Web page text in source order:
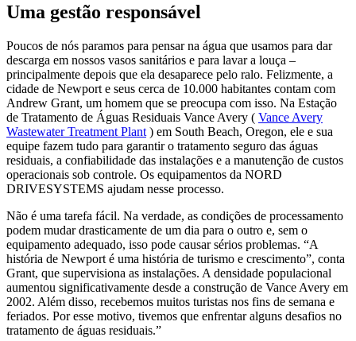
Uma gestão responsável
Poucos de nós paramos para pensar na água que usamos para dar
descarga em nossos vasos sanitários e para lavar a louça –
principalmente depois que ela desaparece pelo ralo. Felizmente, a
cidade de Newport e seus cerca de 10.000 habitantes contam com
Andrew Grant, um homem que se preocupa com isso. Na Estação
de Tratamento de Águas Residuais Vance Avery ( Vance Avery
Wastewater Treatment Plant ) em South Beach, Oregon, ele e sua
equipe fazem tudo para garantir o tratamento seguro das águas
residuais, a confiabilidade das instalações e a manutenção de custos
operacionais sob controle. Os equipamentos da NORD
DRIVESYSTEMS ajudam nesse processo.
Não é uma tarefa fácil. Na verdade, as condições de processamento
podem mudar drasticamente de um dia para o outro e, sem o
equipamento adequado, isso pode causar sérios problemas. “A
história de Newport é uma história de turismo e crescimento”, conta
Grant, que supervisiona as instalações. A densidade populacional
aumentou significativamente desde a construção de Vance Avery em
2002. Além disso, recebemos muitos turistas nos fins de semana e
feriados. Por esse motivo, tivemos que enfrentar alguns desafios no
tratamento de águas residuais.”